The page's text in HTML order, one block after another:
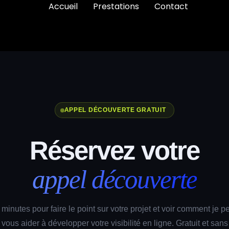
Accueil Prestations Contact
APPEL DÉCOUVERTE GRATUIT
Réservez votre
appel découverte
minutes pour faire le point sur votre projet et voir comment je
vous aider à développer votre visibilité en ligne. Gratuit et sans